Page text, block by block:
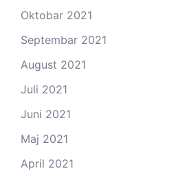
Oktobar 2021
Septembar 2021
August 2021
Juli 2021
Juni 2021
Maj 2021
April 2021